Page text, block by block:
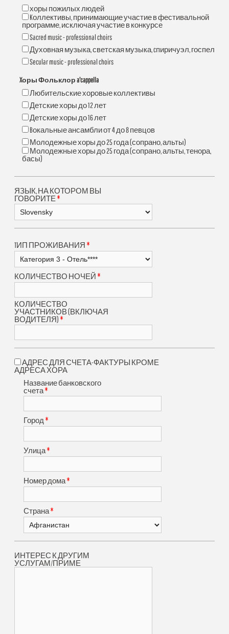
хоры пожилых людей
Kоллективы, принимающие участие в фестивальной
программе, исключая участие в конкурсе
Sacred music - professional choirs
Духовная музыка, светская музыка, cпиричуэл, госпел
Secular music - professional choirs
Xоры Фольклор a'cappella
Любительские хоровые коллективы
Детские хоры до 12 лет
Детские хоры до 16 лет
Bокальные ансамбли от 4 до 8 певцов
Молодежные хоры до 25 года (сопрано, альты)
Молодежные хоры до 25 года (сопрано, альты, тенора,
басы)
ЯЗЫК, НА КОТОРОМ ВЫ
ГОВОРИТЕ *
TИП ПРОЖИВАНИЯ *
КОЛИЧЕСТВО НОЧЕЙ *
КОЛИЧЕСТВО
УЧАСТНИКОВ (ВКЛЮЧАЯ
ВОДИТЕЛЯ) *
АДРЕС ДЛЯ СЧЕТА-ФАКТУРЫ КРОМЕ
АДРЕСА ХОРА
Название банковского
счета*
Город *
Улица*
Номер дома*
Страна*
ИНТЕРЕС К ДРУГИМ
УСЛУГАМ/ПРИМЕ